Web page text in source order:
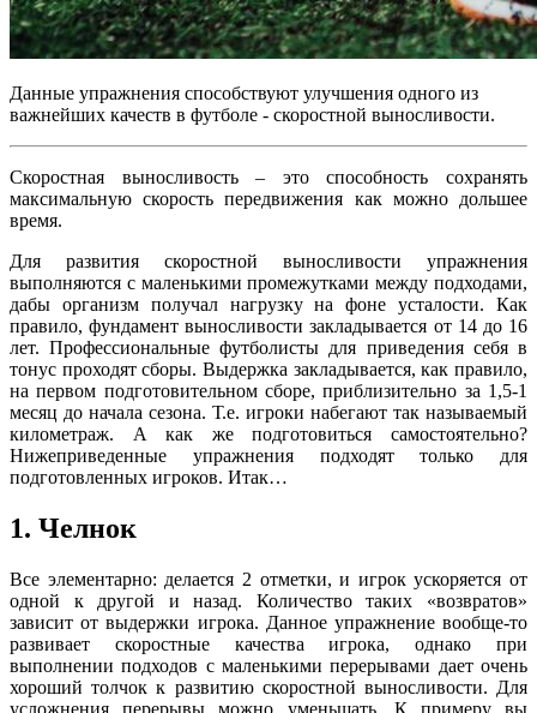
Данные упражнения способствуют улучшения одного из
важнейших качеств в футболе - скоростной выносливости.
Скоростная выносливость – это способность сохранять
максимальную скорость передвижения как можно дольшее
время.
Для развития скоростной выносливости упражнения
выполняются с маленькими промежутками между подходами,
дабы организм получал нагрузку на фоне усталости. Как
правило, фундамент выносливости закладывается от 14 до 16
лет. Профессиональные футболисты для приведения себя в
тонус проходят сборы. Выдержка закладывается, как правило,
на первом подготовительном сборе, приблизительно за 1,5-1
месяц до начала сезона. Т.е. игроки набегают так называемый
километраж. А как же подготовиться самостоятельно?
Нижеприведенные упражнения подходят только для
подготовленных игроков. Итак…
1. Челнок
Все элементарно: делается 2 отметки, и игрок ускоряется от
одной к другой и назад. Количество таких «возвратов»
зависит от выдержки игрока. Данное упражнение вообще-то
развивает скоростные качества игрока, однако при
выполнении подходов с маленькими перерывами дает очень
хороший толчок к развитию скоростной выносливости. Для
усложнения перерывы можно уменьшать. К примеру вы